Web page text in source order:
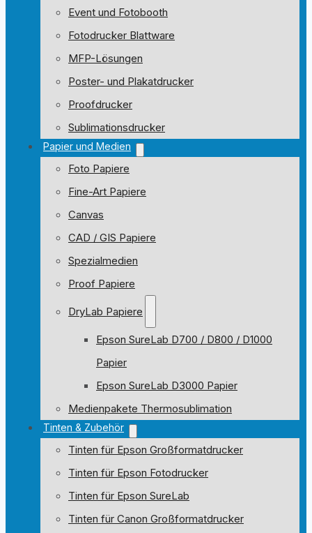
Event und Fotobooth
Fotodrucker Blattware
MFP-Lösungen
Poster- und Plakatdrucker
Proofdrucker
Sublimationsdrucker
Papier und Medien
Foto Papiere
Fine-Art Papiere
Canvas
CAD / GIS Papiere
Spezialmedien
Proof Papiere
DryLab Papiere
Epson SureLab D700 / D800 / D1000
Papier
Epson SureLab D3000 Papier
Medienpakete Thermosublimation
Tinten & Zubehör
Tinten für Epson Großformatdrucker
Tinten für Epson Fotodrucker
Tinten für Epson SureLab
Tinten für Canon Großformatdrucker